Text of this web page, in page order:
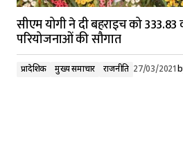
सीएम योगी ने दी बहराइच को 333.83
परियोजनाओं की सौगात
प्रादेशिक मुख्य समाचार राजनीति 27/03/2021